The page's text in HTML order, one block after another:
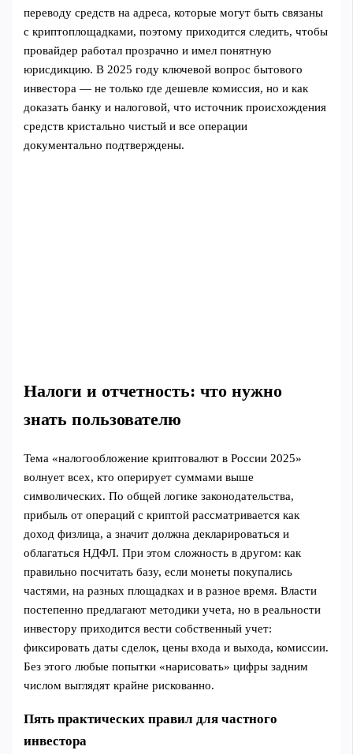
переводу средств на адреса, которые могут быть связаны
с криптоплощадками, поэтому приходится следить, чтобы
провайдер работал прозрачно и имел понятную
юрисдикцию. В 2025 году ключевой вопрос бытового
инвестора — не только где дешевле комиссия, но и как
доказать банку и налоговой, что источник происхождения
средств кристально чистый и все операции
документально подтверждены.
Налоги и отчетность: что нужно
знать пользователю
Тема «налогообложение криптовалют в России 2025»
волнует всех, кто оперирует суммами выше
символических. По общей логике законодательства,
прибыль от операций с криптой рассматривается как
доход физлица, а значит должна декларироваться и
облагаться НДФЛ. При этом сложность в другом: как
правильно посчитать базу, если монеты покупались
частями, на разных площадках и в разное время. Власти
постепенно предлагают методики учета, но в реальности
инвестору приходится вести собственный учет:
фиксировать даты сделок, цены входа и выхода, комиссии.
Без этого любые попытки «нарисовать» цифры задним
числом выглядят крайне рискованно.
Пять практических правил для частного
инвестора